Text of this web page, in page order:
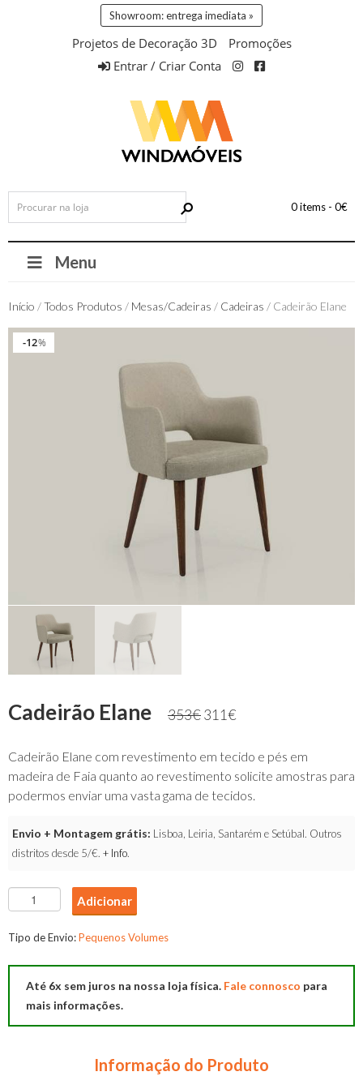
Showroom: entrega imediata »
Projetos de Decoração 3D
Promoções
Entrar / Criar Conta
0 items - 0€
Menu
Início /Todos Produtos / Mesas/Cadeiras / Cadeiras / Cadeirão Elane
%
12%
12
Cadeirão Elane 353€311€
Cadeirão Elane com revestimento em tecido e pés em
madeira de Faia quanto ao revestimento solicite amostras para
podermos enviar uma vasta gama de tecidos.
Envio + Montagem grátis: Lisboa, Leiria, Santarém e Setúbal. Outros
distritos desde 5/€. + Info.
Quantidade
de
Cadeirão
Adicionar
Tipo de Envio:Pequenos Volumes
Até 6x sem juros na nossa loja física. Fale connosco para
mais informações.
Informação do Produto